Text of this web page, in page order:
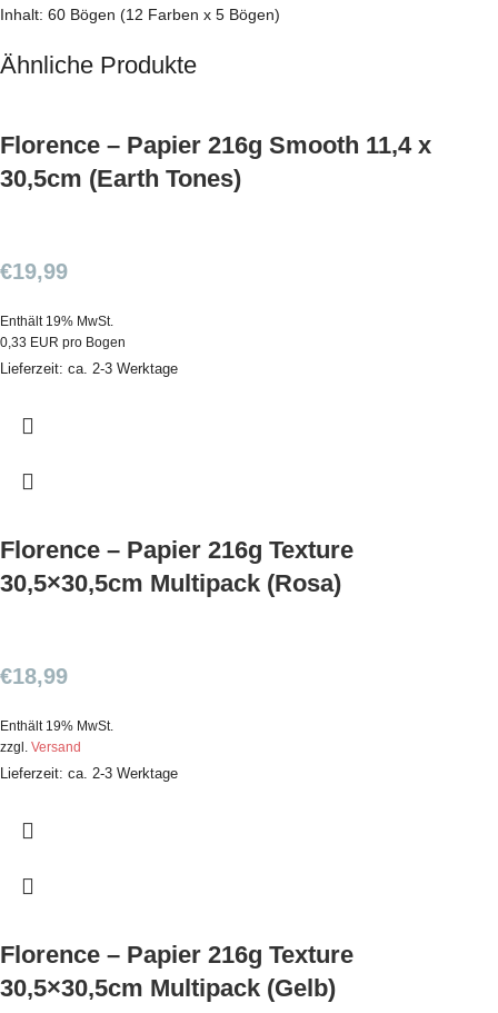
Inhalt: 60 Bögen (12 Farben x 5 Bögen)
Ähnliche Produkte
Florence – Papier 216g Smooth 11,4 x
30,5cm (Earth Tones)
€19,99
Enthält 19% MwSt.
0,33 EUR pro Bogen
Lieferzeit: ca. 2-3 Werktage
Florence – Papier 216g Texture
30,5×30,5cm Multipack (Rosa)
€18,99
Enthält 19% MwSt.
zzgl. Versand
Lieferzeit: ca. 2-3 Werktage
Florence – Papier 216g Texture
30,5×30,5cm Multipack (Gelb)